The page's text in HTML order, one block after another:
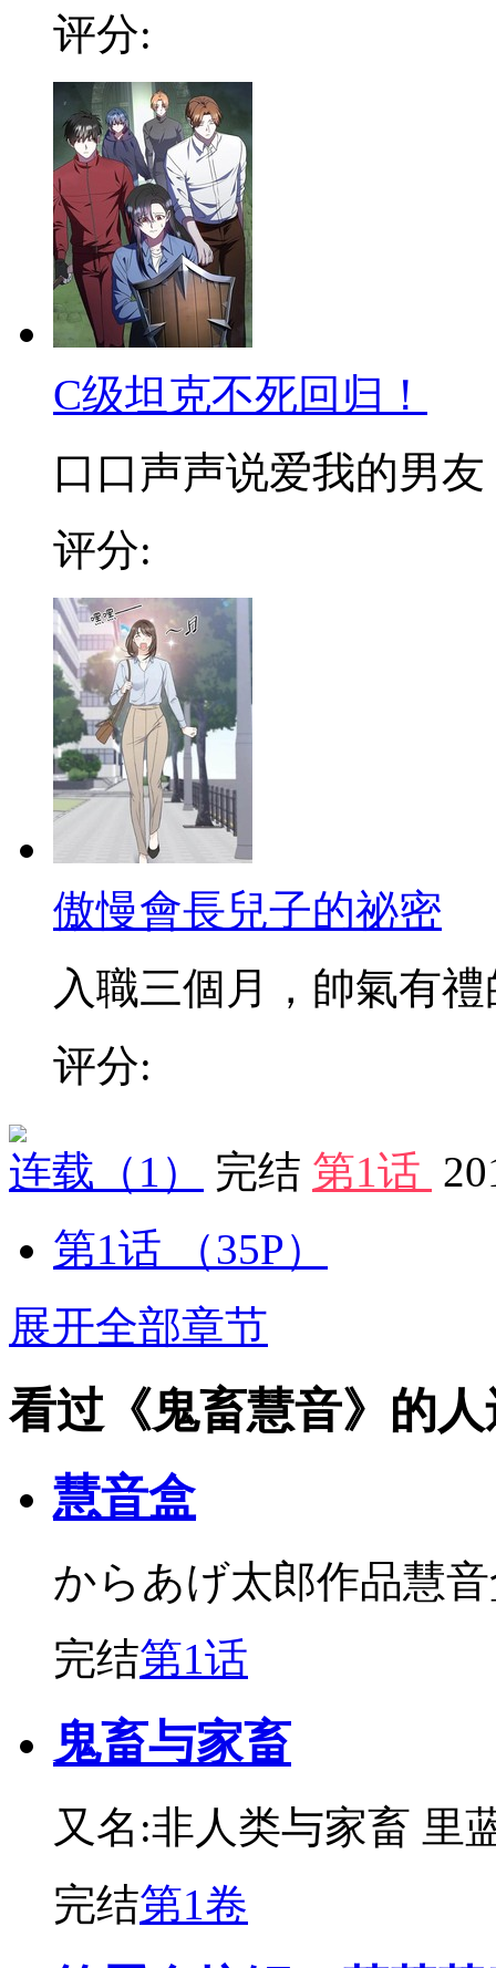
评分:
C级坦克不死回归！
口口声声说爱我的男友
评分:
傲慢會長兒子的祕密
入職三個月，帥氣有禮
评分:
连载 （1） 完结 第1话
第1话
（35P）
展开全部章节
看过《鬼畜慧音》的
慧音盒
からあげ太郎作品慧
完结第1话
鬼畜与家畜
又名:非人类与家畜 里
完结第1卷